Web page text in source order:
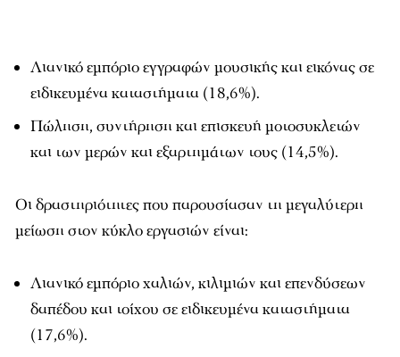
Λιανικό εμπόριο εγγραφών μουσικής και εικόνας σε
ειδικευμένα καταστήματα (18,6%).
Πώληση, συντήρηση και επισκευή μοτοσυκλετών
και των μερών και εξαρτημάτων τους (14,5%).
Οι δραστηριότητες που παρουσίασαν τη μεγαλύτερη
μείωση στον κύκλο εργασιών είναι:
Λιανικό εμπόριο χαλιών, κιλιμιών και επενδύσεων
δαπέδου και τοίχου σε ειδικευμένα καταστήματα
(17,6%).